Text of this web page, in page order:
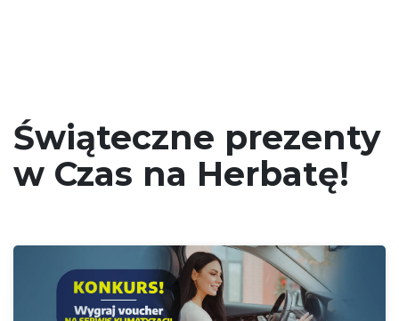
Świąteczne prezenty
w Czas na Herbatę!